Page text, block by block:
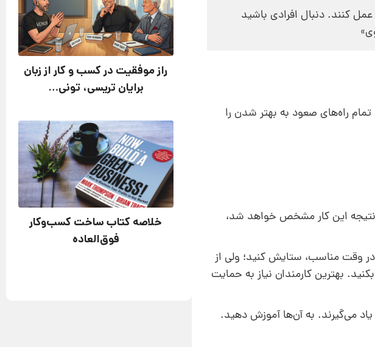
کنند. دنبال افرادی باشید
راه‌های صعود به بهتر شدن را
نتیجه این کار مشخص خواهد شد،
وقت مناسب، ستایش کنید؛ ولی از
بهترین کارمندان نیاز به حمایت
می‌گیرند. به آن‌ها آموزش دهید.
راز موفقیت در کسب‌ و کار از زبان
برایان تریسی، تونی…
خلاصه کتاب ساخت کسب‌وکار
فوق‌العاده